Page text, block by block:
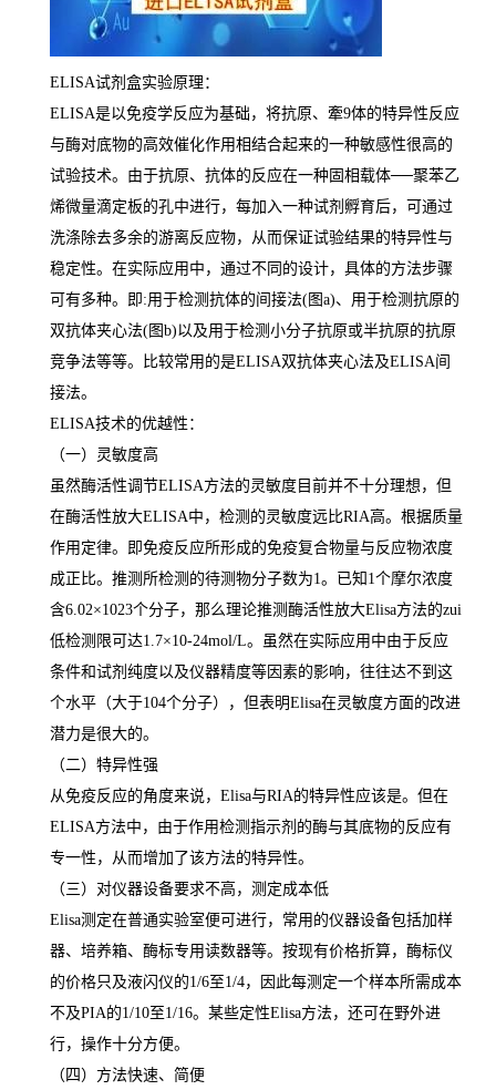
ELISA试剂盒实验原理：
ELISA是以免疫学反应为基础，将抗原、牽9体的特异性反应
与酶对底物的高效催化作用相结合起来的一种敏感性很高的
试验技术。由于抗原、抗体的反应在一种固相载体──聚苯乙
烯微量滴定板的孔中进行，每加入一种试剂孵育后，可通过
洗涤除去多余的游离反应物，从而保证试验结果的特异性与
稳定性。在实际应用中，通过不同的设计，具体的方法步骤
可有多种。即:用于检测抗体的间接法(图a)、用于检测抗原的
双抗体夹心法(图b)以及用于检测小分子抗原或半抗原的抗原
竞争法等等。比较常用的是ELISA双抗体夹心法及ELISA间
接法。
ELISA技术的优越性：
（一）灵敏度高
虽然酶活性调节ELISA方法的灵敏度目前并不十分理想，但
在酶活性放大ELISA中，检测的灵敏度远比RIA高。根据质量
作用定律。即免疫反应所形成的免疫复合物量与反应物浓度
成正比。推测所检测的待测物分子数为1 。已知 1 个摩尔浓度
含6.02×1023个分子，那么理论推测酶活性放大Elisa方法的zui
低检测限可达1.7×10-24mol/L。虽然在实际应用中由于反应
条件和试剂纯度以及仪器精度等因素的影响，往往达不到这
个水平（大于104个分子），但表明Elisa在灵敏度方面的改进
潜力是很大的。
（二）特异性强
从免疫反应的角度来说， Elisa与RIA的特异性应该是。但在
ELISA方法中，由于作用检测指示剂的酶与其底物的反应有
专一性，从而增加了该方法的特异性。
（三）对仪器设备要求不高，测定成本低
Elisa测定在普通实验室便可进行，常用的仪器设备包括加样
器、培养箱、酶标专用读数器等。按现有价格折算，酶标仪
的价格只及液闪仪的1/6至1/4，因此每测定一个样本所需成本
不及PIA的1/10至1/16。某些定性Elisa方法，还可在野外进
行，操作十分方便。
（四）方法快速、简便